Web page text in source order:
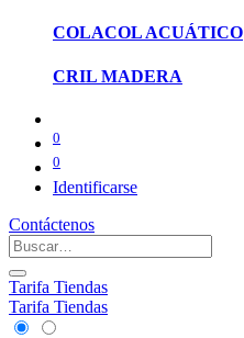
COLACOL ACUÁTICO
CRIL MADERA
0
0
Identificarse
Contáctenos
Tarifa Tiendas
Tarifa Tiendas